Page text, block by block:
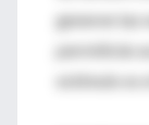
generen las
permitirán
estímulo es